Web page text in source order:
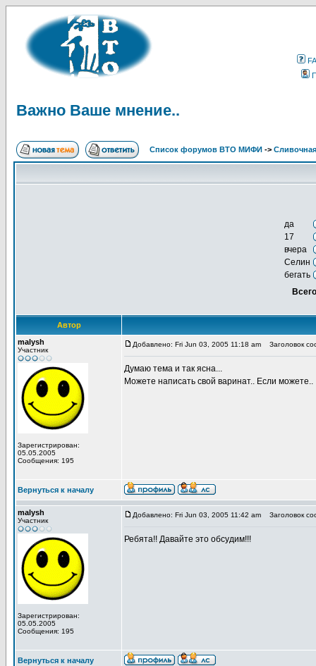
Важно Ваше мнение..
Список форумов ВТО МИФИ -> Сливочная
да
17
вчера
Селин
бегать
Автор
malysh
Участник
Зарегистрирован:
05.05.2005
Сообщения: 195
Добавлено: Fri Jun 03, 2005 11:18 am Заголовок
Думаю тема и так ясна...
Можете написать свой варинат.. Если можете..
Вернуться к началу
malysh
Участник
Зарегистрирован:
05.05.2005
Сообщения: 195
Добавлено: Fri Jun 03, 2005 11:42 am Заголовок
Ребята!! Давайте это обсудим!!!
Вернуться к началу